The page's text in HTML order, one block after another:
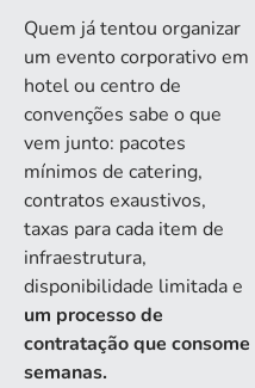
Quem já tentou organizar
um evento corporativo em
hotel ou centro de
convenções sabe o que
vem junto: pacotes
mínimos de catering,
contratos exaustivos,
taxas para cada item de
infraestrutura,
disponibilidade limitada e
um processo de
contratação que consome
semanas.